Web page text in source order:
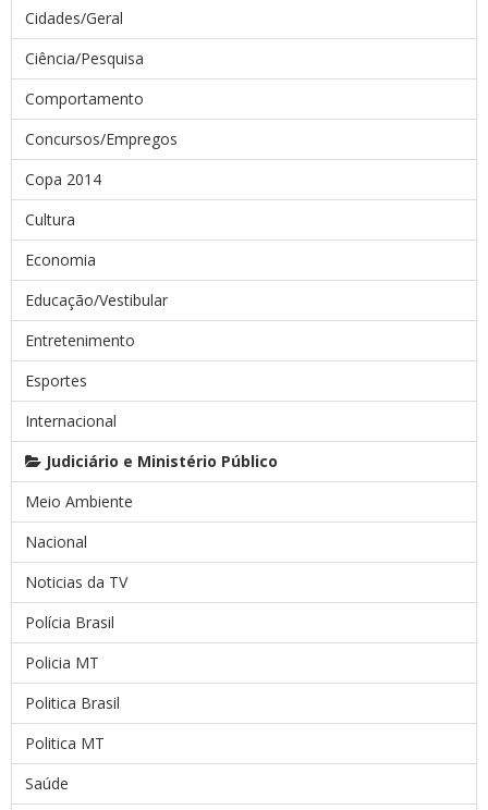
Cidades/Geral
Ciência/Pesquisa
Comportamento
Concursos/Empregos
Copa 2014
Cultura
Economia
Educação/Vestibular
Entretenimento
Esportes
Internacional
Judiciário e Ministério Público
Meio Ambiente
Nacional
Noticias da TV
Polícia Brasil
Policia MT
Politica Brasil
Politica MT
Saúde